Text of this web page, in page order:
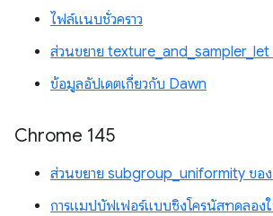
ไฟล์แนบชั่วคราว
ส่วนขยาย texture_and_sampler_let
ข้อมูลอัปเดตเกี่ยวกับ Dawn
Chrome 145
ส่วนขยาย subgroup_uniformity ขอ
การแมปบัฟเฟอร์แบบซิงโครนัสทดลอง